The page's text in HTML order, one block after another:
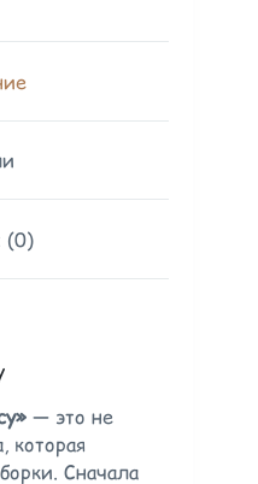
(0)
— это не
которая
Сначала